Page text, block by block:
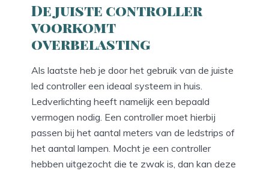
De juiste controller
voorkomt
overbelasting
Als laatste heb je door het gebruik van de juiste
led controller een ideaal systeem in huis.
Ledverlichting heeft namelijk een bepaald
vermogen nodig. Een controller moet hierbij
passen bij het aantal meters van de ledstrips of
het aantal lampen. Mocht je een controller
hebben uitgezocht die te zwak is, dan kan deze